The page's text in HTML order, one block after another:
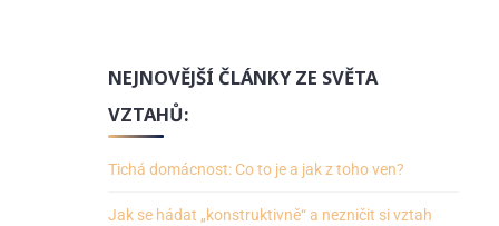
NEJNOVĚJŠÍ ČLÁNKY ZE SVĚTA
VZTAHŮ:
Tichá domácnost: Co to je a jak z toho ven?
Jak se hádat „konstruktivně“ a nezničit si vztah